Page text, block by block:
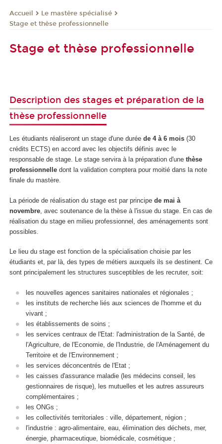
Accueil
Le mastère spécialisé
Stage et thèse professionnelle
Stage et thèse professionnelle
Description des stages et préparation de la
thèse professionnelle
Les étudiants réaliseront un stage d'une durée de 4 à 6 mois (30
crédits ECTS) en accord avec les objectifs définis avec le
responsable de stage. Le stage servira à la préparation d'une thèse
professionnelle dont la validation comptera pour moitié dans la note
finale du mastère.
La période de réalisation du stage est par principe de mai à
novembre , avec soutenance de la thèse à l'issue du stage. En cas de
réalisation du stage en milieu professionnel, des aménagements sont
possibles.
Le lieu du stage est fonction de la spécialisation choisie par les
étudiants et, par là, des types de métiers auxquels ils se destinent. Ce
sont principalement les structures susceptibles de les recruter, soit:
les nouvelles agences sanitaires nationales et régionales ;
les instituts de recherche liés aux sciences de l'homme et du
vivant ;
les établissements de soins ;
les services centraux de l'Etat: l'administration de la Santé, de
l'Agriculture, de l'Economie, de l'Industrie, de l'Aménagement du
Territoire et de l'Environnement ;
les services déconcentrés de l'Etat ;
les caisses d'assurance maladie (les médecins conseil, les
gestionnaires de risque), les mutuelles et les autres assureurs
complémentaires ;
les ONGs ;
les collectivités territoriales : ville, département, région ;
l'industrie : agro-alimentaire, eau, élimination des déchets, mer,
énergie, pharmaceutique, biomédicale, cosmétique ;